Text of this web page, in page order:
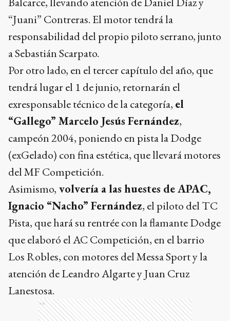
“Juani” Contreras. El motor tendrá la
responsabilidad del propio piloto serrano, junto
a Sebastián Scarpato.
Por otro lado, en el tercer capítulo del año, que
tendrá lugar el 1 de junio, retornarán el
exresponsable técnico de la categoría, el
“Gallego” Marcelo Jesús Fernández,
campeón 2004, poniendo en pista la Dodge
(exGelado) con fina estética, que llevará motores
del MF Competición.
Asimismo, volvería a las huestes de APAC,
Ignacio “Nacho” Fernández, el piloto del TC
Pista, que hará su rentrée con la flamante Dodge
que elaboró el AC Competición, en el barrio
Los Robles, con motores del Messa Sport y la
atención de Leandro Algarte y Juan Cruz
Lanestosa.
Ads